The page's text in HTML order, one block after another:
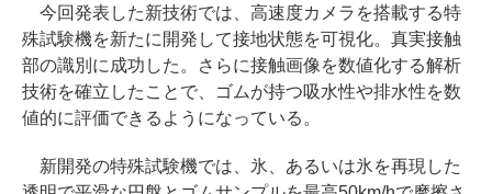
今回発表した新技術では、高速度カメラを搭載する特
殊試験機を新たに開発して接地状態を可視化。真実接触
部の識別に成功した。さらに接触画像を数値化する解析
技術を確立したことで、ゴムが持つ吸水性や排水性を数
値的に評価できるようになっている。
新開発の特殊試験機では、氷、あるいは氷を再現した